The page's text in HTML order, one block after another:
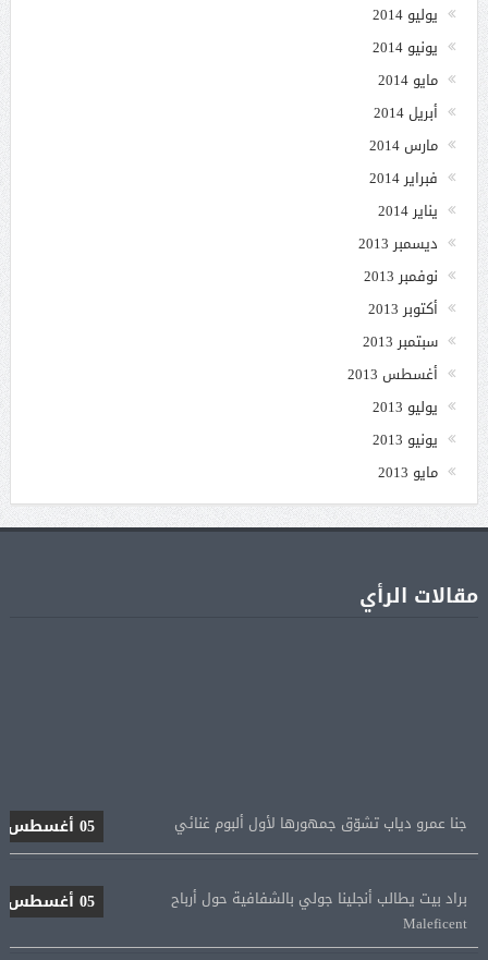
يوليو 2014
يونيو 2014
مايو 2014
أبريل 2014
مارس 2014
فبراير 2014
يناير 2014
ديسمبر 2013
نوفمبر 2013
أكتوبر 2013
سبتمبر 2013
أغسطس 2013
يوليو 2013
يونيو 2013
مايو 2013
مقالات الرأي
Maleficent